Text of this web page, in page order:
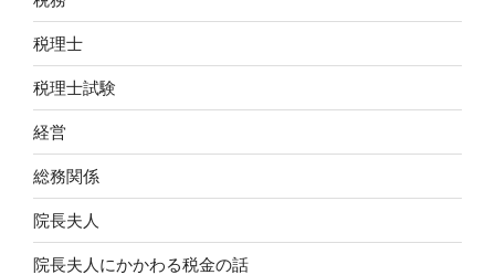
税理士
税理士試験
経営
総務関係
院長夫人
院長夫人にかかわる税金の話